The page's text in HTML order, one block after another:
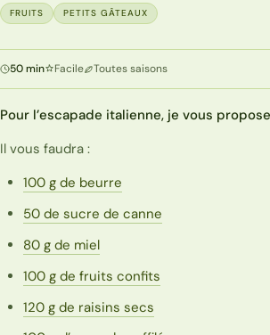
FRUITS PETITS GÂTEAUX
50 min Facile Toutes saisons
Pour l’escapade italienne, je vous
Il vous faudra :
100 g de beurre
50 de sucre de canne
80 g de miel
100 g de fruits confits
120 g de raisins secs